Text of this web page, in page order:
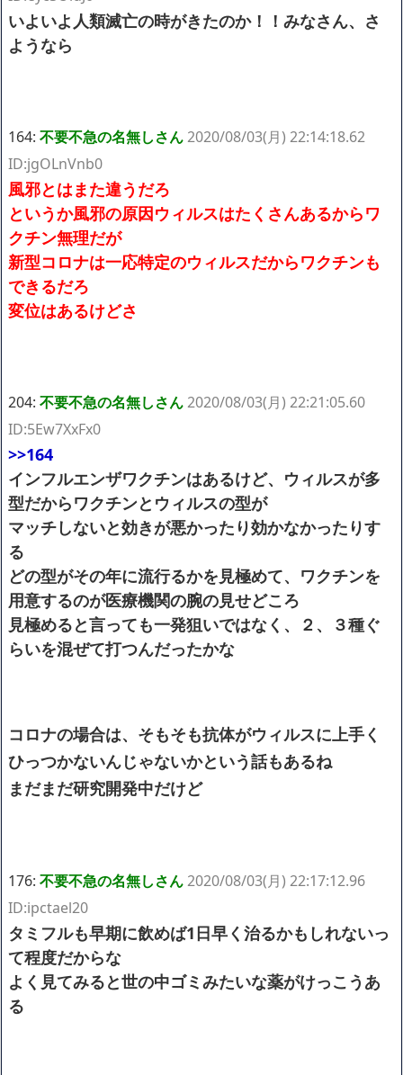
いよいよ人類滅亡の時がきたのか！！みなさん、さ
ようなら
164: 不要不急の名無しさん2020/08/03(月) 22:14:18.62
ID:jgOLnVnb0
風邪とはまた違うだろ
というか風邪の原因ウィルスはたくさんあるからワ
クチン無理だが
新型コロナは一応特定のウィルスだからワクチンも
できるだろ
変位はあるけどさ
204: 不要不急の名無しさん2020/08/03(月) 22:21:05.60
ID:5Ew7XxFx0
>>164
インフルエンザワクチンはあるけど、ウィルスが多
型だからワクチンとウィルスの型が
マッチしないと効きが悪かったり効かなかったりす
る
どの型がその年に流行るかを見極めて、ワクチンを
用意するのが医療機関の腕の見せどころ
見極めると言っても一発狙いではなく、２、３種ぐ
らいを混ぜて打つんだったかな
コロナの場合は、そもそも抗体がウィルスに上手く
ひっつかないんじゃないかという話もあるね
まだまだ研究開発中だけど
176: 不要不急の名無しさん2020/08/03(月) 22:17:12.96
ID:ipctael20
タミフルも早期に飲めば1日早く治るかもしれないっ
て程度だからな
よく見てみると世の中ゴミみたいな薬がけっこうあ
る